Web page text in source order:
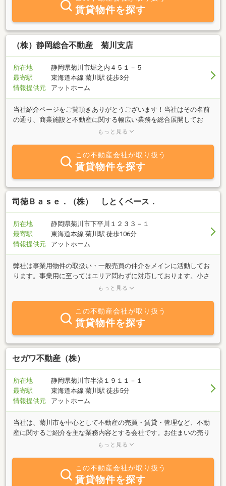
賃貸物件を探す
（株）静岡総合不動産 菊川支店
所在地
静岡県菊川市堀之内４５１－５
最寄駅
東海道本線 菊川駅 徒歩3分
情報提供元
アットホーム
当社紹介ページをご覧頂きありがとうございます！当社はその名前
の通り、商業施設と不動産に関する幅広い業務を総合展開してお
り、菊川支店では売買物件・賃貸物件と種目を問わず取り扱ってお
業活動をさせて頂いております。不動産に関する事でしたらお気軽
にお問い合わせ下さい。
もっと見る
この不動産会社が取り扱う
賃貸物件を探す
司徳Ｂａｓｅ．（株） しとくベース．
所在地
静岡県菊川市下平川１２３３－１
最寄駅
東海道本線 菊川駅 徒歩106分
情報提供元
アットホーム
弊社は事業用物件の取扱い・一般売買の仲介をメインに活動してお
ります。事業用に至ってはエリア問わずに対応しております。小さ
な業者ですが、少数精鋭で出来る事に精一杯取り組んでおります。
もっと見る
この不動産会社が取り扱う
賃貸物件を探す
セガワ不動産（株）
所在地
静岡県菊川市半済１９１１－１
最寄駅
東海道本線 菊川駅 徒歩5分
情報提供元
アットホーム
当社は、菊川市を中心として不動産の売買・賃貸・管理など、不動
産に関するご紹介を主な業務内容とする会社です。お住まいの売り
たい・買いたい・貸したい・借りたい 等々不動産に関するご質問は
併せたスピーディーな対応を心掛けております。まずは、お気軽に
お問い合わせください。スタッフ一同お待ちしております。
もっと見る
この不動産会社が取り扱う
賃貸物件を探す